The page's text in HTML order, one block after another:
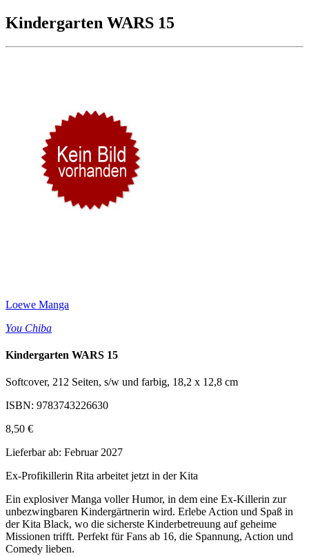
Kindergarten WARS 15
Loewe Manga
You Chiba
Kindergarten WARS 15
Softcover, 212 Seiten, s/w und farbig, 18,2 x 12,8 cm
ISBN: 9783743226630
8,50 €
Lieferbar ab: Februar 2027
Ex-Profikillerin Rita arbeitet jetzt in der Kita
Ein explosiver Manga voller Humor, in dem eine Ex-Killerin zur
unbezwingbaren Kindergärtnerin wird. Erlebe Action und Spaß in
der Kita Black, wo die sicherste Kinderbetreuung auf geheime
Missionen trifft. Perfekt für Fans ab 16, die Spannung, Action und
Comedy lieben.